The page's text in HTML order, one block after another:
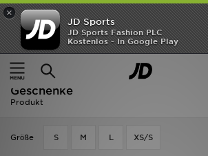
×
JD Sports
JD Sports Fashion PLC
Kostenlos - In Google Play
Home
Herren Herren Accessoires Caps
Caps - Adidas Originals Trefoil -
Geschenke
Produkt
Grӧße S M L XS/S
ANGEBOTE
Neuheiten
Herren